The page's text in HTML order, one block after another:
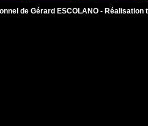
de Gérard ESCOLANO -